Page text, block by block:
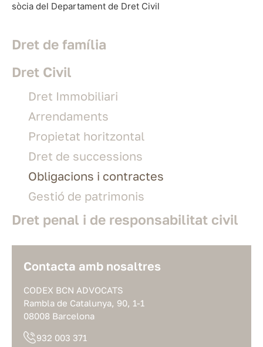
Dret de família
Dret Civil
Dret Immobiliari
Arrendaments
Propietat horitzontal
Dret de successions
Obligacions i contractes
Gestió de patrimonis
Dret penal i de responsabilitat civil
Contacta amb nosaltres
CODEX BCN ADVOCATS
Rambla de Catalunya, 90, 1-1
08008 Barcelona
932 003 371
sòcia del Departament de Dret Civil